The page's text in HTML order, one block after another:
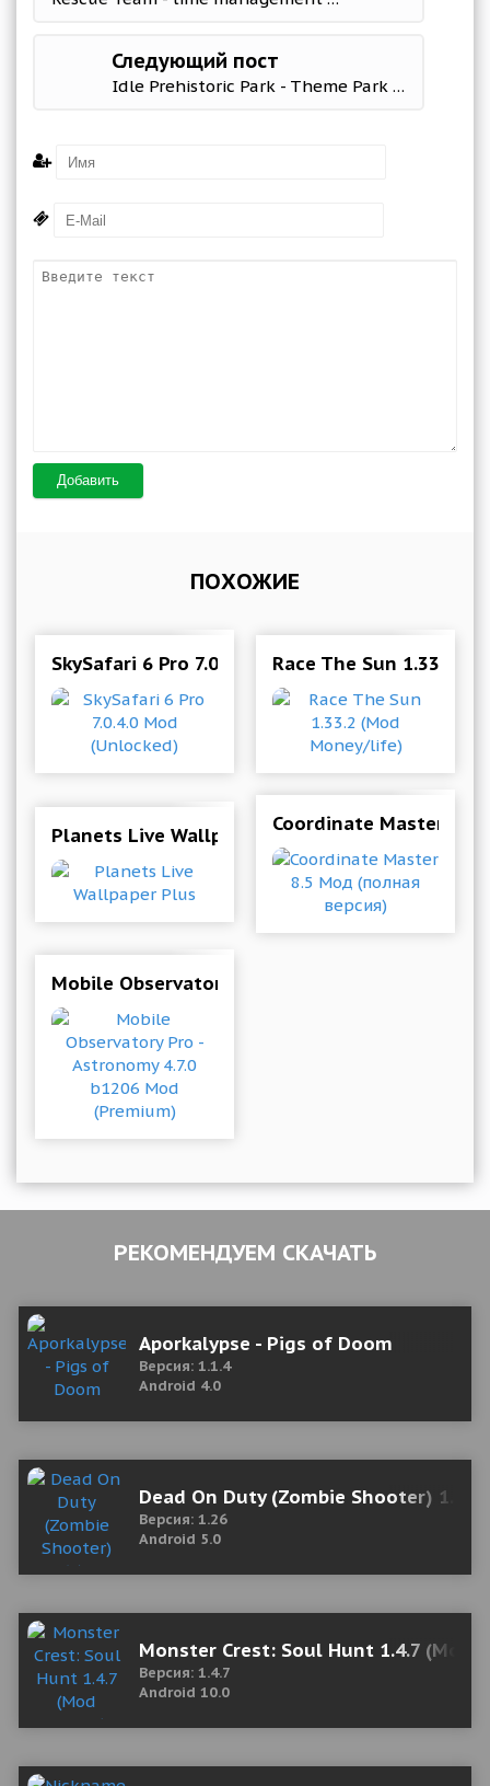
Следующий пост
Idle Prehistoric Park - Theme Park Tycoon
Добавить
ПОХОЖИЕ
SkySafari 6 Pro 7.0.4.0 Mod (Unlocked)
Race The Sun 1.33.2
Planets Live Wallpaper PlusCoordinate Master 8.5
Mobile Observatory Pro - Astronomy 4.7.0
РЕКОМЕНДУЕМ СКАЧАТЬ
Aporkalypse - Pigs of Doom
Версия: 1.1.4
Android 4.0
Dead On Duty (Zombie Shooter) 1.26
Версия: 1.26
Android 5.0
Monster Crest: Soul Hunt 1.4.7 (Mod
Версия: 1.4.7
Android 10.0